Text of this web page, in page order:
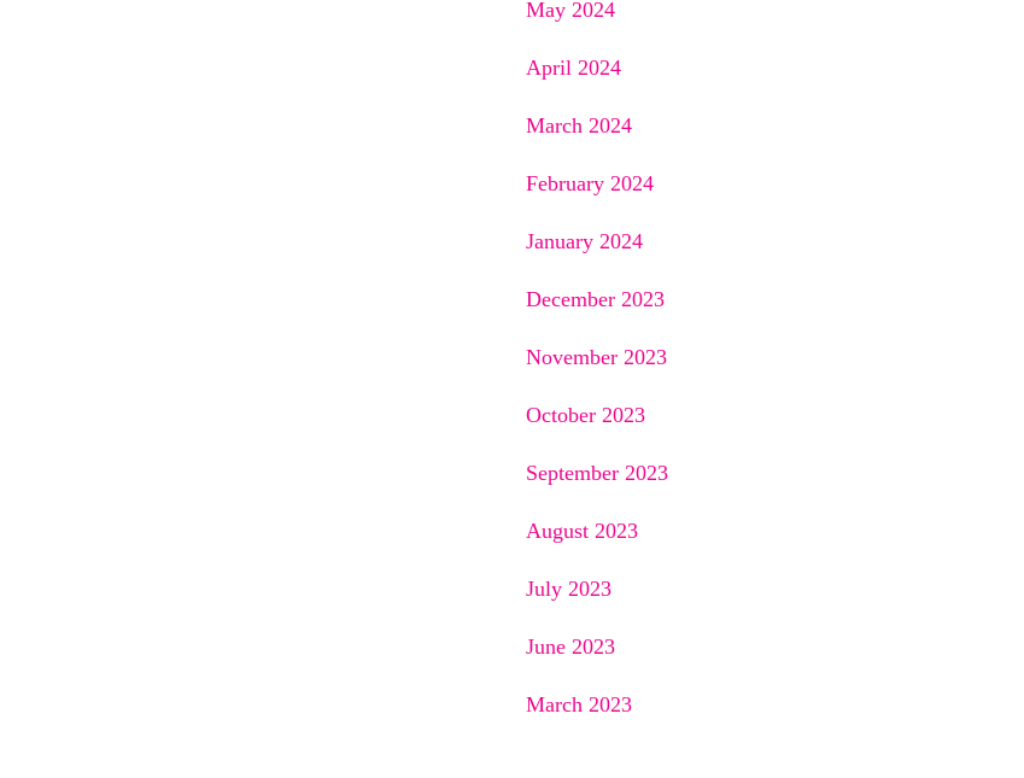
May 2024
April 2024
March 2024
February 2024
January 2024
December 2023
November 2023
October 2023
September 2023
August 2023
July 2023
June 2023
March 2023